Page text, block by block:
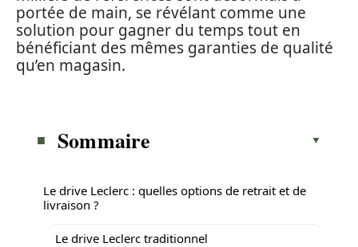
portée de main, se révélant comme une
solution pour gagner du temps tout en
bénéficiant des mêmes garanties de qualité
qu’en magasin.
Sommaire
Le drive Leclerc : quelles options de retrait et de
livraison ?
Le drive Leclerc traditionnel